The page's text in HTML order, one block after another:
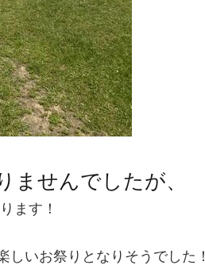
ませんでしたが、
なります！
しいお祭りとなりそうでした！